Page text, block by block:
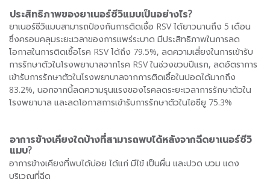
ประสิทธิภาพของยาเนอร์ซีวิแมบเป็นอย่างไร?
ยาเนอร์ซีวิแมบสามารถป้องกันการติดเชื้อ RSV ได้ยาวนานถึง 5 เดือน
ซึ่งครอบคลุมระยะเวลาของการแพร่ระบาด มีประสิทธิภาพในการลด
โอกาสในการติดเชื้อโรค RSV ได้ถึง 79.5%, ลดความเสี่ยงในการเข้ารับ
การรักษาตัวในโรงพยาบาลจากโรค RSV ในช่วงขวบปีแรก, ลดอัตราการ
เข้ารับการรักษาตัวในโรงพยาบาลจากการติดเชื้อในปอดได้มากถึง
83.2%, นอกจากนี้ลดความรุนแรงของโรคลดระยะเวลาการรักษาตัวใน
โรงพยาบาล และลดโอกาสการเข้ารับการรักษาตัวในไอซียู 75.3%
อาการข้างเคียงใดบ้างที่สามารถพบได้หลังจากฉีดยาเนอร์ซีวิ
แมบ?
อาการข้างเคียงที่พบได้บ่อย ได้แก่ มีไข้ เป็นผื่น และปวด บวม แดง
บริเวณที่ฉีด